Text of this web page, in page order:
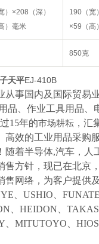
）×208（深）
）毫米
190（宽
×59（高
850克
天平EJ-410B
从事国内及国际贸易
品、作业工具用品、
15年的市场耕耘 ，汇
高效的工业用品采购
随着半导体,汽车，人
售方针，现已在北京
网络，为客户提供
、USHIO、
、HEIDON、
、MITUTOYO、